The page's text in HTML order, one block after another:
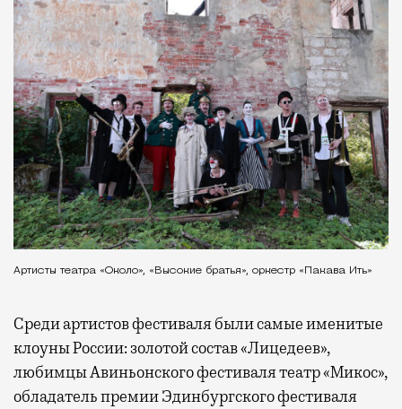
Артисты театра «Около», «Высокие братья», оркестр «Пакава Ить»
Среди артистов фестиваля были самые именитые
клоуны России: золотой состав «Лицедеев»,
любимцы Авиньонского фестиваля театр «Микос»,
обладатель премии Эдинбургского фестиваля